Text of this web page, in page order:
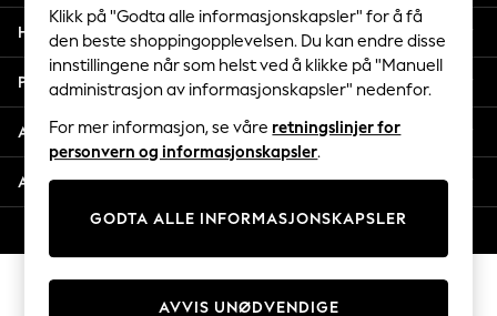
98 - 110cm (3 - 5 years)
116 - 134cm (6 - 9 years)
140 - 174cm (10 - 15+ years)
Trending: Top & Short Sets
Trending: Clogs
Toy Story
THE SET
Coats & Jackets
Sweatshirts & Hoodies
Knitwear
Cardigans
Hjelp
Personvern & Juridisk
Avdelinger
Andre tjenester
Klikk på "Godta alle informasjonskapsler" for å få
den beste shoppingopplevelsen. Du kan endre disse
innstillingene når som helst ved å klikke på "Manuell
administrasjon av informasjonskapsler" nedenfor.
For mer informasjon, se våre retningslinjer for
personvern og informasjonskapsler.
GODTA ALLE INFORMASJONSKAPSLER
AVVIS UNØDVENDIGE